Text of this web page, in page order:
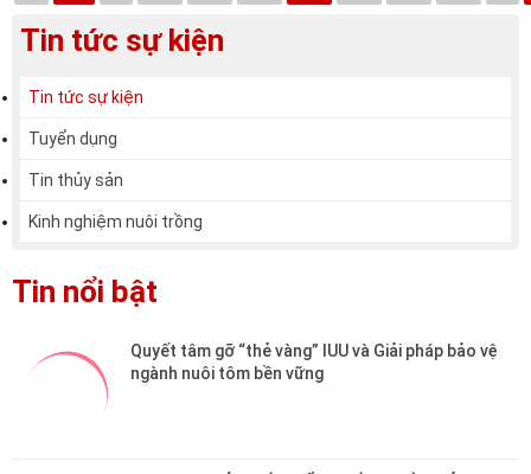
Tin tức sự kiện
Tin tức sự kiện
Tuyển dụng
Tin thủy sản
Kinh nghiệm nuôi trồng
Tin nổi bật
Quyết tâm gỡ “thẻ vàng” IUU và Giải pháp bảo vệ
ngành nuôi tôm bền vững
TRÙNG (EHP), BẢO VỆ TÔM KHỎE TỪ BÊN TRONG